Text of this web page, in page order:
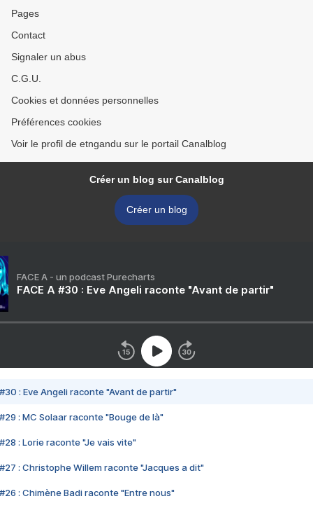
Pages
Contact
Signaler un abus
C.G.U.
Cookies et données personnelles
Préférences cookies
Voir le profil de etngandu sur le portail Canalblog
Créer un blog sur Canalblog
Créer un blog
FACE A - un podcast Purecharts
FACE A #30 : Eve Angeli raconte "Avant de partir"
#30 : Eve Angeli raconte "Avant de partir"
#29 : MC Solaar raconte "Bouge de là"
#28 : Lorie raconte "Je vais vite"
#27 : Christophe Willem raconte "Jacques a dit"
#26 : Chimène Badi raconte "Entre nous"